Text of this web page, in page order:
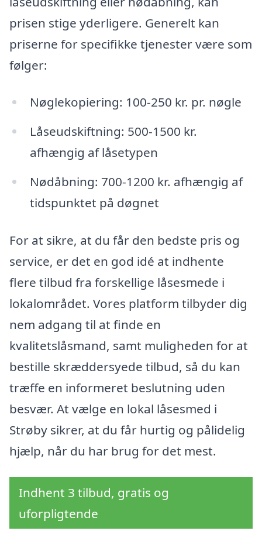
prisen stige yderligere. Generelt kan
priserne for specifikke tjenester være som
følger:
Nøglekopiering: 100-250 kr. pr. nøgle
Låseudskiftning: 500-1500 kr.
afhængig af låsetypen
Nødåbning: 700-1200 kr. afhængig af
tidspunktet på døgnet
For at sikre, at du får den bedste pris og
service, er det en god idé at indhente
flere tilbud fra forskellige låsesmede i
lokalområdet. Vores platform tilbyder dig
nem adgang til at finde en
kvalitetslåsmand, samt muligheden for at
bestille skræddersyede tilbud, så du kan
træffe en informeret beslutning uden
besvær. At vælge en lokal låsesmed i
Strøby sikrer, at du får hurtig og pålidelig
hjælp, når du har brug for det mest.
Indhent 3 tilbud, gratis og
uforpligtende